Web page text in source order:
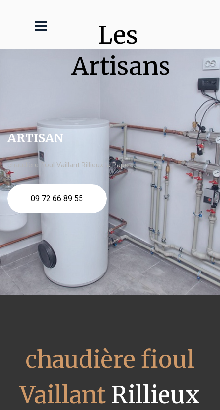
Les
Artisans
ARTISAN
chaudière fioul Vaillant Rillieux la Pape
09 72 66 89 55
chaudière fioul
Vaillant Rillieux